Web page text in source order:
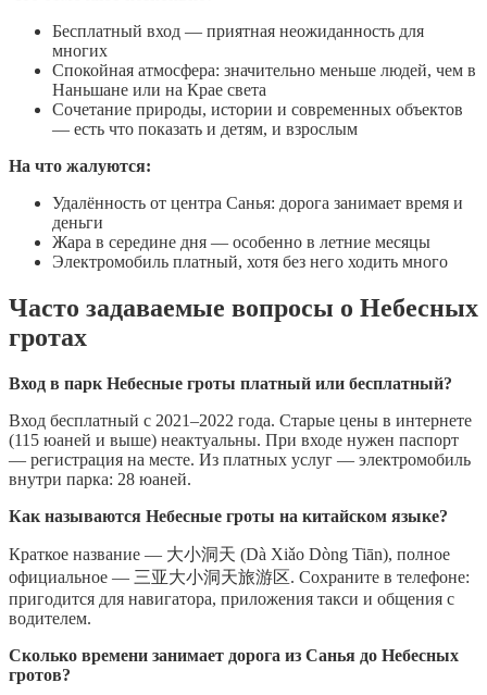
Бесплатный вход — приятная неожиданность для
многих
Спокойная атмосфера: значительно меньше людей, чем в
Наньшане или на Крае света
Сочетание природы, истории и современных объектов
— есть что показать и детям, и взрослым
На что жалуются:
Удалённость от центра Санья: дорога занимает время и
деньги
Жара в середине дня — особенно в летние месяцы
Электромобиль платный, хотя без него ходить много
Часто задаваемые вопросы о Небесных
гротах
Вход в парк Небесные гроты платный или бесплатный?
Вход бесплатный с 2021–2022 года. Старые цены в интернете
(115 юаней и выше) неактуальны. При входе нужен паспорт
— регистрация на месте. Из платных услуг — электромобиль
внутри парка: 28 юаней.
Как называются Небесные гроты на китайском языке?
Краткое название — 大小洞天 (Dà Xiǎo Dòng Tiān), полное
официальное — 三亚大小洞天旅游区. Сохраните в телефоне:
пригодится для навигатора, приложения такси и общения с
водителем.
Сколько времени занимает дорога из Санья до Небесных
гротов?